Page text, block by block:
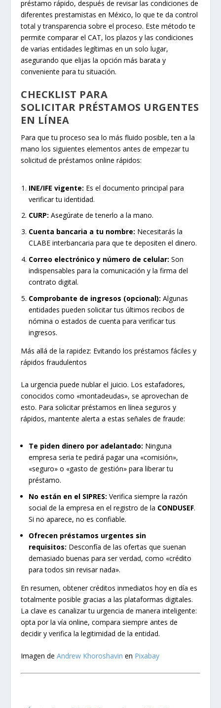
préstamo rápido, después de revisar las condiciones de
diferentes prestamistas en México, lo que te da control
total y transparencia sobre el proceso. Este método te
permite comparar el CAT, los plazos y las condiciones
de varias entidades legítimas en un solo lugar,
asegurando que elijas la opción más barata y
conveniente para tu situación.
CHECKLIST PARA
SOLICITAR PRÉSTAMOS URGENTES
EN LÍNEA
Para que tu proceso sea lo más fluido posible, ten a la
mano los siguientes elementos antes de empezar tu
solicitud de préstamos online rápidos:
INE/IFE vigente: Es el documento principal para
verificar tu identidad.
CURP: Asegúrate de tenerlo a la mano.
Cuenta bancaria a tu nombre: Necesitarás la
CLABE interbancaria para que te depositen el dinero.
Correo electrónico y número de celular: Son
indispensables para la comunicación y la firma del
contrato digital.
Comprobante de ingresos (opcional): Algunas
entidades pueden solicitar tus últimos recibos de
nómina o estados de cuenta para verificar tus
ingresos.
Más allá de la rapidez: Evitando los préstamos fáciles y
rápidos fraudulentos
La urgencia puede nublar el juicio. Los estafadores,
conocidos como «montadeudas», se aprovechan de
esto. Para solicitar préstamos en línea seguros y
rápidos, mantente alerta a estas señales de fraude:
Te piden dinero por adelantado: Ninguna
empresa seria te pedirá pagar una «comisión»,
«seguro» o «gasto de gestión» para liberar tu
préstamo.
No están en el SIPRES: Verifica siempre la razón
social de la empresa en el registro de la CONDUSEF.
Si no aparece, no es confiable.
Ofrecen préstamos urgentes sin
requisitos: Desconfía de las ofertas que suenan
demasiado buenas para ser verdad, como «crédito
para todos sin revisar nada».
En resumen, obtener créditos inmediatos hoy en día es
totalmente posible gracias a las plataformas digitales.
La clave es canalizar tu urgencia de manera inteligente:
opta por la vía online, compara siempre antes de
decidir y verifica la legitimidad de la entidad.
Imagen deAndrew Khoroshavin en Pixabay